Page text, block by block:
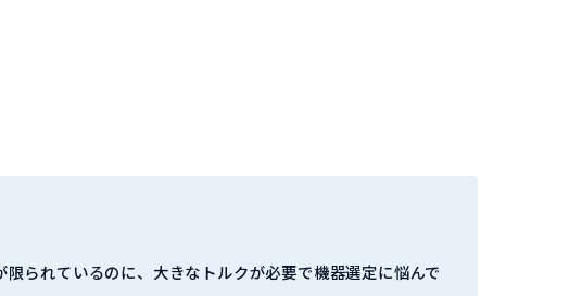
限られているのに、大きなトルクが必要で機器選定に悩んで